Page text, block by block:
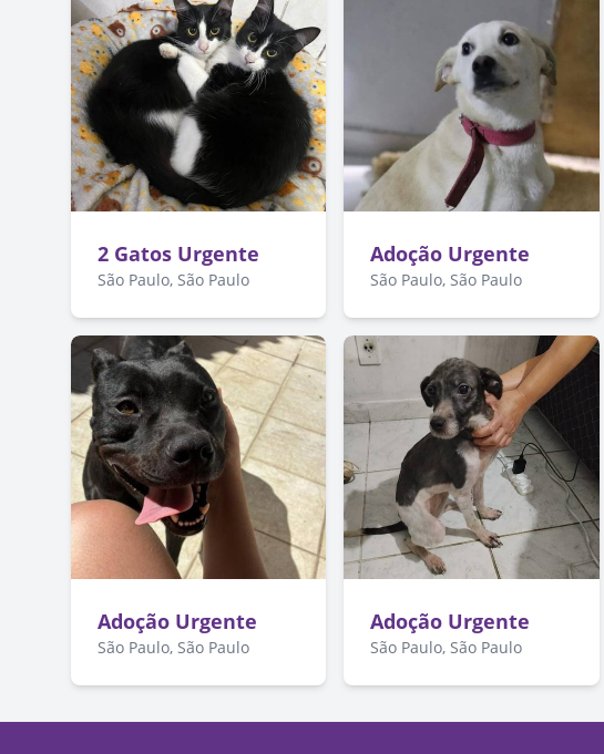
2 Gatos Urgente
São Paulo, São Paulo
Adoção Urgente
São Paulo, São Paulo
Adoção Urgente
São Paulo, São Paulo
Adoção Urgente
São Paulo, São Paulo